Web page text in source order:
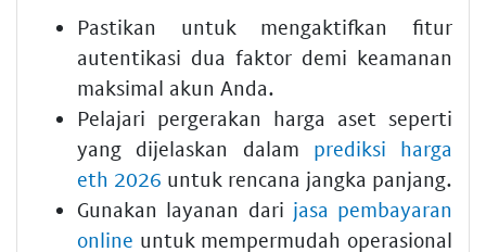
Pastikan untuk mengaktifkan fitur
autentikasi dua faktor demi keamanan
maksimal akun Anda.
Pelajari pergerakan harga aset seperti
yang dijelaskan dalam prediksi harga
eth 2026 untuk rencana jangka panjang.
Gunakan layanan dari jasa pembayaran
online untuk mempermudah operasional